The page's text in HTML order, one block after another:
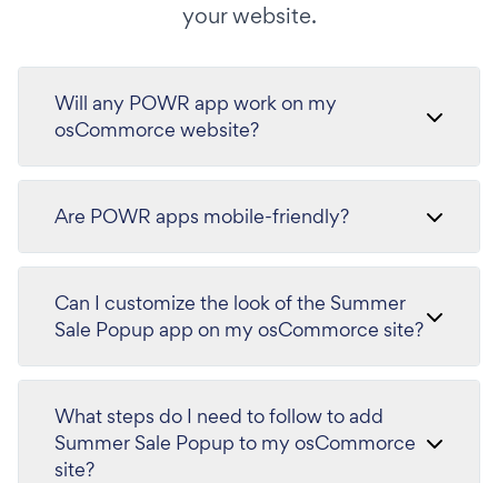
your website.
Will any POWR app work on my
osCommorce website?
Are POWR apps mobile-friendly?
Can I customize the look of the Summer
Sale Popup app on my osCommorce site?
What steps do I need to follow to add
Summer Sale Popup to my osCommorce
site?